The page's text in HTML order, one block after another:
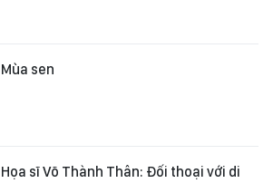
Mùa sen
Họa sĩ Võ Thành Thân: Đối thoại với di